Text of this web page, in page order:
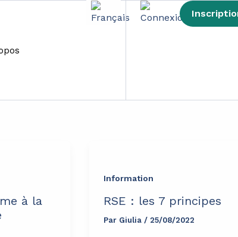
à la
Information
RSE : les 7 principes
Par Giulia/25/08/2022